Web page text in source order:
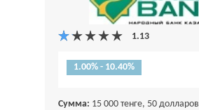
1.00% - 10.40%
Сумма: 15 000 тенге, 50 долларов